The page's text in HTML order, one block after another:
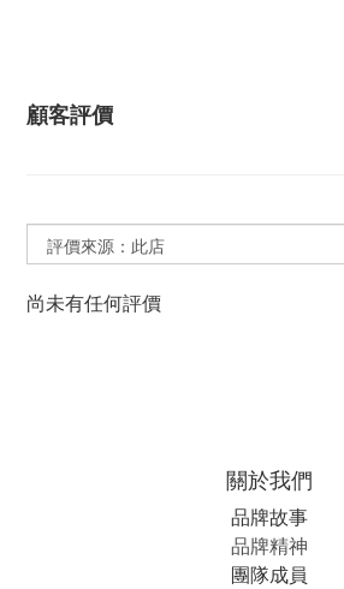
顧客評價
尚未有任何評價
關於我們
品牌故事
品牌精神
團隊成員